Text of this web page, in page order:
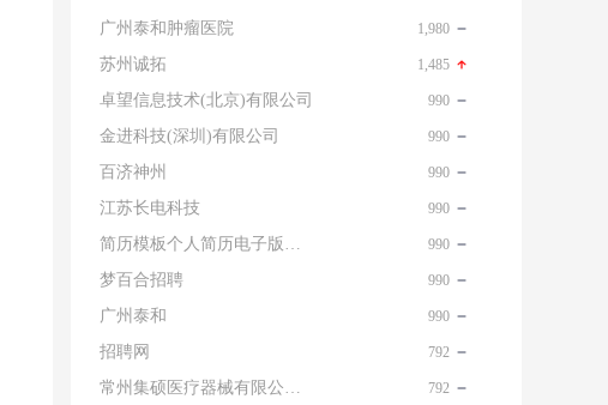
广州泰和肿瘤医院 1,980
苏州诚拓 1,485
卓望信息技术(北京)有限公司 990
金进科技(深圳)有限公司 990
百济神州 990
江苏长电科技 990
简历模板个人简历电子版免费 990
梦百合招聘 990
广州泰和 990
招聘网 792
常州集硕医疗器械有限公司 名片 792